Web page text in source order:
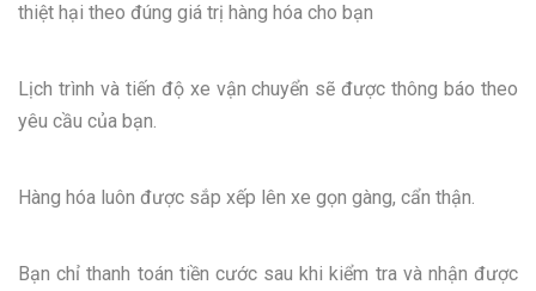
thiệt hại theo đúng giá trị hàng hóa cho bạn
Lịch trình và tiến độ xe vận chuyển sẽ được thông báo theo
yêu cầu của bạn.
Hàng hóa luôn được sắp xếp lên xe gọn gàng, cẩn thận.
Bạn chỉ thanh toán tiền cước sau khi kiểm tra và nhận được